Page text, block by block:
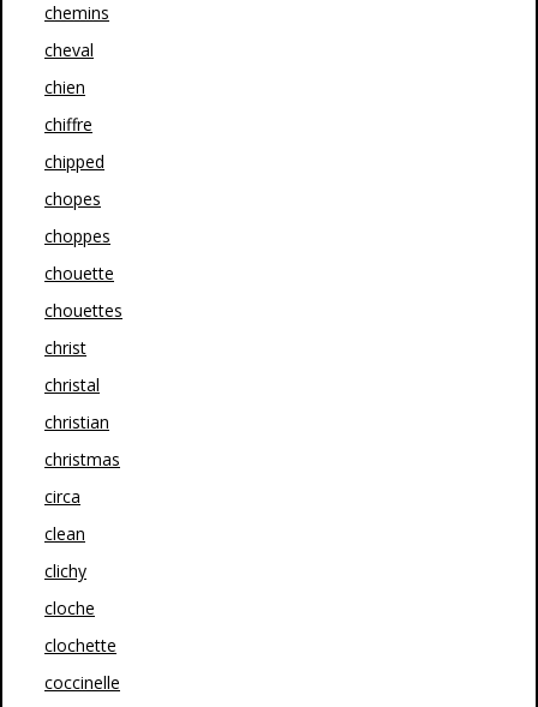
chemins
cheval
chien
chiffre
chipped
chopes
choppes
chouette
chouettes
christ
christal
christian
christmas
circa
clean
clichy
cloche
clochette
coccinelle